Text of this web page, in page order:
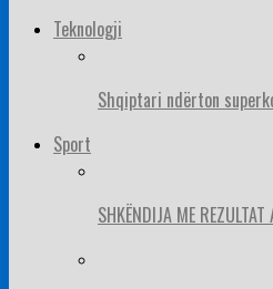
Teknologji
Shqiptari ndërton
Sport
SHKËNDIJA ME